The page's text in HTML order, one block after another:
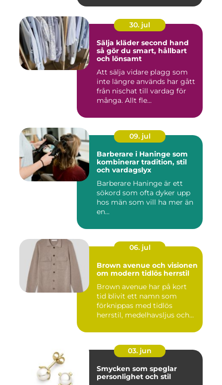
30. jul
Sälja kläder second hand
så gör du smart, hållbart
och lönsamt
Att sälja vidare plagg som
inte längre används har gått
från nischat till vardag för
många. Allt fle...
09. jul
Barberare i Haninge som
kombinerar tradition, stil
och vardagslyx
Barberare Haninge är ett
sökord som ofta dyker upp
hos män som vill ha mer än
en...
06. jul
Brown avenue och visionen
om modern tidlös herrstil
Brown avenue har på kort
tid blivit ett namn som
förknippas med tidlös
herrstil, medelhavsljus och
03. jun
Smycken som speglar
personlighet och stil